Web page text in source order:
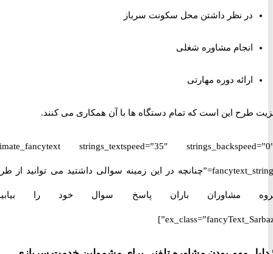
در نظر داشتن محل سکونت سرباز
انجام مشاوره شغلی
ارائه دوره مهارتی
این است که تمام دستگاه ها با آن همکاری می کنند.
[ultimate_fancytext strings_textspeed=”35″
fancytext_strings=”چنانچه در این زمینه سوالی داشتید می توانید از طریق
مشاوران باران پاسخ سوال خود را بیابید.”